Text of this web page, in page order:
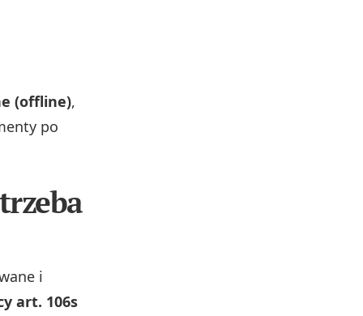
(offline),
po
i
art. 106s